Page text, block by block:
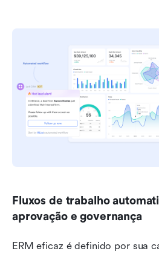
Fluxos de trabalho
aprovação e governança
ERM eficaz é definido por sua